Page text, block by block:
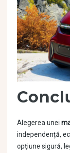
Alegerea unei
independență,
opțiune sigură,